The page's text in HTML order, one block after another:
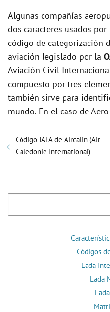
Algunas compañías
dos caracteres usados por
código de categorización
aviación legislado por la
Aviación Civil
compuesto por tres
también sirve para
mundo. En el caso de
Código IATA de Aircalin (Air
Caledonie International)
Códigos
Lada
Lada